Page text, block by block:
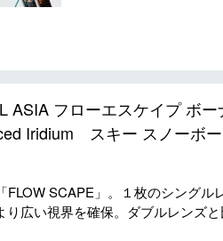
フローエスケイプ ボー
Iridium スキー スノーボ
SCAPE」。１枚のシングル
広い視界を確保。ダブルレンズ